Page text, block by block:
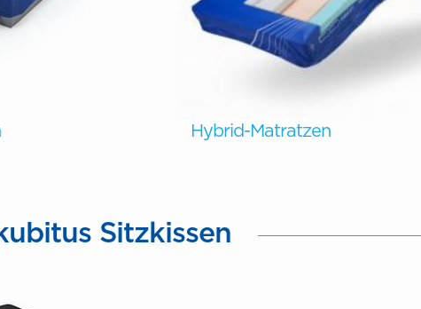
Hybrid-Matratzen
Sitzkissen